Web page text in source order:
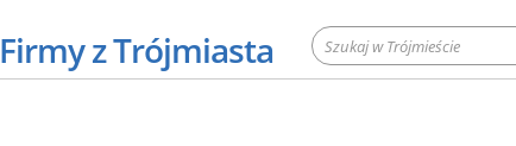
Firmy z Trójmiasta